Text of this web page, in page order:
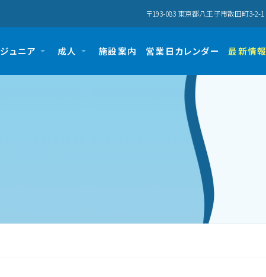
〒193-083 東京都八王子市散田町3-2-1
ジュニア 成人 施設案内 営業日カレンダー 最新情報